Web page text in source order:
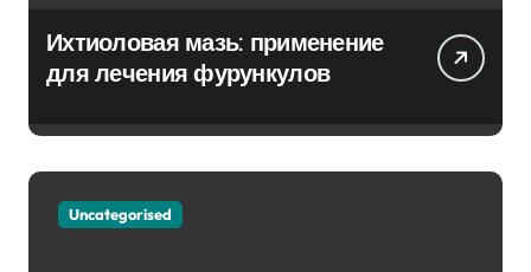
Ихтиоловая мазь: применение
для лечения фурункулов
Uncategorised